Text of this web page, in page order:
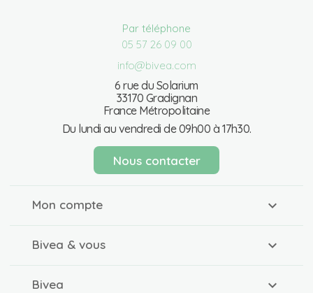
Par téléphone
05 57 26 09 00
info@bivea.com
6 rue du Solarium
33170 Gradignan
France Métropolitaine
Du lundi au vendredi de 09h00 à 17h30.
Nous contacter
Mon compte
Bivea & vous
Bivea